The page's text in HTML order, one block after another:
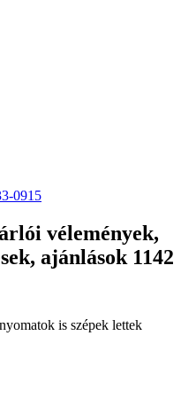
0915
vélemények,
ajánlások 1142
is szépek lettek